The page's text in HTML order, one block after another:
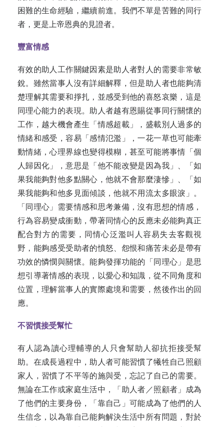
困難的生命經驗，繼續前進。我們不單是苦難的同行
者，更是上帝恩典的見證者。
豐富情感
有效的助人工作關鍵因素是助人者對人的需要非常敏
銳。雖然當事人沒有詳細解釋，但是助人者也能夠清
楚理解其需要和掙扎，並感受到他的喜怒哀樂，這是
同理心能力的表現。助人者越有恩賜從事同行關懷的
工作，越大機會產生「情感超載」，盛載別人過多的
情緒和感受，容易「感情氾濫」，一花一草也可能牽
動情緒，心理界線也變得模糊，甚至可能將事情「個
人歸因化」，意思是「他不能改變是因為我」、「如
果我能夠對他多點關心，他就不會那麼淒慘」、「如
果我能夠和他多見面傾談，他就不用流太多眼淚」。
「同理心」需要情感和思考兼備，沒有思想的情感，
行為容易變成衝動，帶著同情心的反應未必能夠真正
配合對方的需要，同情心泛濫叫人容易失去客觀視
野，能夠感受受助者的憤怒、怨恨和痛苦未必是帶有
功效的憐憫與關懷。能夠發揮功能的「同理心」是思
想引導著情感的表現，以愛心和知識，從不同角度和
位置，理解當事人的實際處境和需要，然後作出的回
應。
不習慣接受幫忙
有人認為讀心理輔導的人只會幫助人卻抗拒接受幫
助。在成長過程中，助人者可能習慣了犧牲自己照顧
家人，習慣了不平等的施與受，忘記了自己的需要。
無論在工作或家庭生活中，「助人者／照顧者」成為
了他們的主要身份，「靠自己」可能成為了他們的人
生信念，以為靠自己能夠解決生活中所有問題，對於